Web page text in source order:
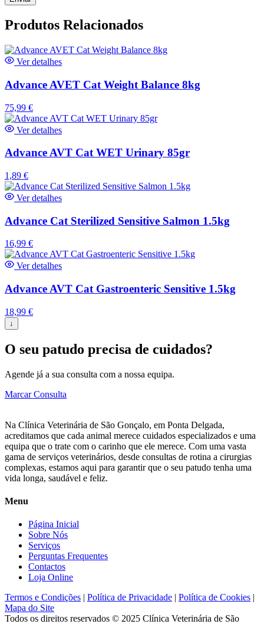
Produtos Relacionados
Ver detalhes
Advance AVET Cat Weight Balance 8kg
75,99 €
Ver detalhes
Advance AVT Cat WET Urinary 85gr
1,89 €
Ver detalhes
Advance Cat Sterilized Sensitive Salmon 1.5kg
16,99 €
Ver detalhes
Advance AVT Cat Gastroenteric Sensitive 1.5kg
18,99 €
↓
O seu patudo precisa de cuidados?
Agende já a sua consulta com a nossa equipa.
Marcar Consulta
Na Clínica Veterinária de São Gonçalo, em Ponta Delgada,
acreditamos que cada animal merece cuidados especializados e uma
equipa que o trate com o carinho que ele merece. Com uma vasta
gama de serviços veterinários, desde consultas de rotina a cirurgias
complexas, estamos aqui para garantir que o seu patudo tenha uma
vida longa, saudável e feliz.
Menu
Página Inicial
Sobre Nós
Serviços
Perguntas Frequentes
Contactos
Loja Online
Termos e Condições | Política de Privacidade | Política de Cookies |
Mapa do Site
Todos os direitos reservados © 2025 Clínica Veterinária de São